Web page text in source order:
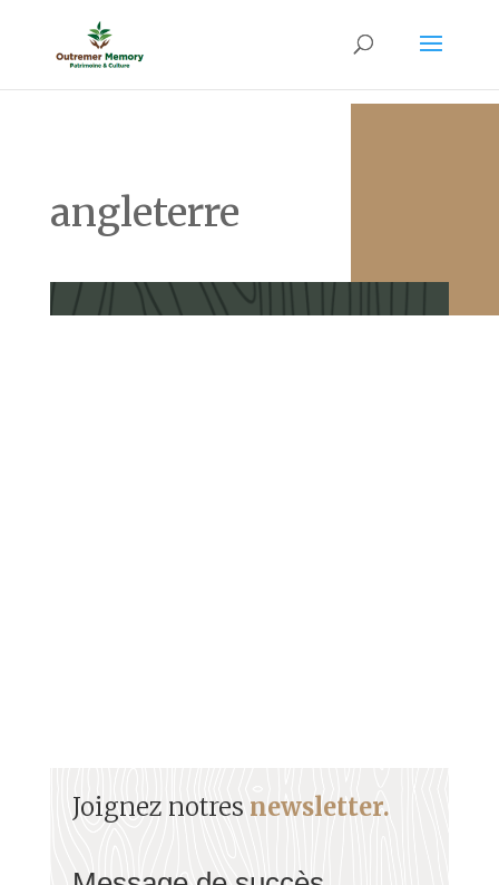
angleterre
Joignez notres newsletter.